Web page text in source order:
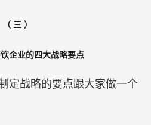
（ 三 ）
企业的四大战略要点
定战略的要点跟大家做一个